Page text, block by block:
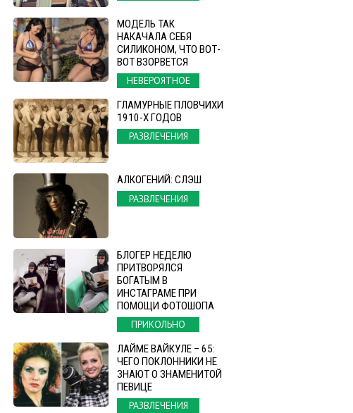
МОДЕЛЬ ТАК
НАКАЧАЛА СЕБЯ
СИЛИКОНОМ, ЧТО ВОТ-
ВОТ ВЗОРВЕТСЯ
НЕВЕРОЯТНОЕ
ГЛАМУРНЫЕ ПЛОВЧИХИ
1910-Х ГОДОВ
РАЗВЛЕЧЕНИЯ
АЛКОГЕНИЙ: СЛЭШ
РАЗВЛЕЧЕНИЯ
БЛОГЕР НЕДЕЛЮ
ПРИТВОРЯЛСЯ
БОГАТЫМ В
ИНСТАГРАМЕ ПРИ
ПОМОЩИ ФОТОШОПА
ПРИКОЛЬНО
ЛАЙМЕ ВАЙКУЛЕ – 65:
ЧЕГО ПОКЛОННИКИ НЕ
ЗНАЮТ О ЗНАМЕНИТОЙ
ПЕВИЦЕ
РАЗВЛЕЧЕНИЯ